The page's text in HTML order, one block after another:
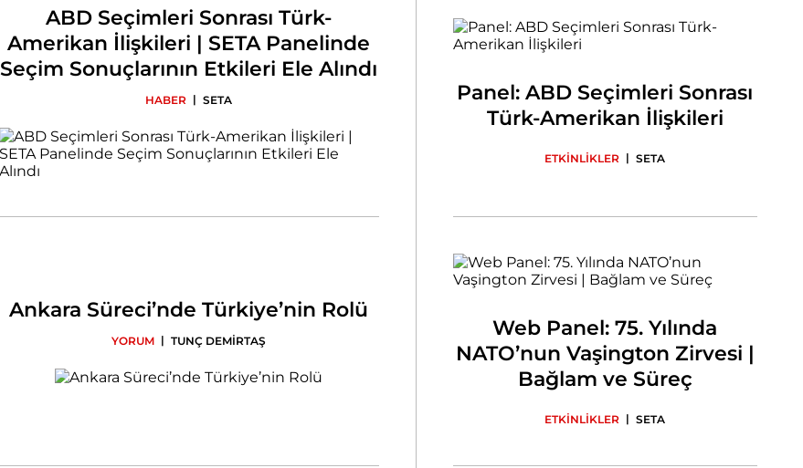
ABD Seçimleri Sonrası Türk-
Amerikan İlişkileri | SETA Panelinde
Seçim Sonuçlarının Etkileri Ele Alındı
HABER | SETA
Panel: ABD Seçimleri Sonrası
Türk-Amerikan İlişkileri
ETKİNLİKLER | SETA
Ankara Süreci’nde Türkiye’nin Rolü
YORUM | TUNÇ DEMİRTAŞ
Web Panel: 75. Yılında
NATO’nun Vaşington Zirvesi |
Bağlam ve Süreç
ETKİNLİKLER | SETA